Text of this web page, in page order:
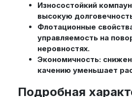
Износостойкий
высокую
Флотационные
управляемость на
неровностях.
Экономичность:
качению уменьшает
Подробная